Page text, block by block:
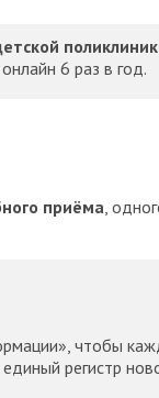
6 раз в год.
приёма ,
чтобы
регистр